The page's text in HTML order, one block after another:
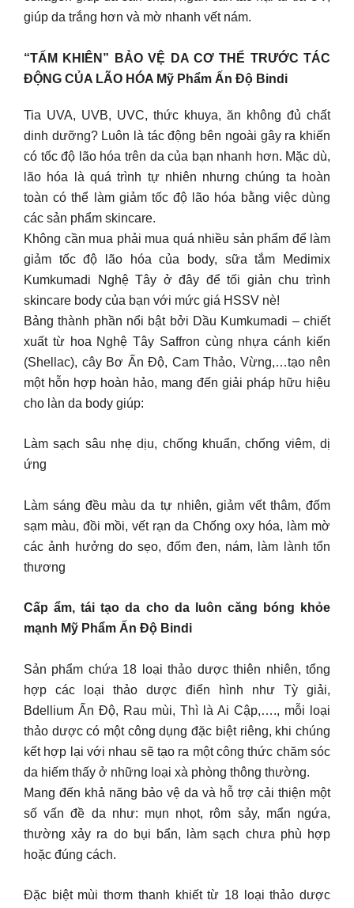
giúp da trắng hơn và mờ nhanh vết nám.
“TẤM KHIÊN” BẢO VỆ DA CƠ THỂ TRƯỚC TÁC
ĐỘNG CỦA LÃO HÓA Mỹ Phẩm Ấn Độ Bindi
Tia UVA, UVB, UVC, thức khuya, ăn không đủ chất
dinh dưỡng? Luôn là tác động bên ngoài gây ra khiến
có tốc độ lão hóa trên da của bạn nhanh hơn. Mặc dù,
lão hóa là quá trình tự nhiên nhưng chúng ta hoàn
toàn có thể làm giảm tốc độ lão hóa bằng việc dùng
các sản phẩm skincare.
Không cần mua phải mua quá nhiều sản phẩm để làm
giảm tốc độ lão hóa của body, sữa tắm Medimix
Kumkumadi Nghệ Tây ở đây để tối giản chu trình
skincare body của bạn với mức giá HSSV nè!
Bảng thành phần nổi bật bởi Dầu Kumkumadi – chiết
xuất từ hoa Nghệ Tây Saffron cùng nhựa cánh kiến
(Shellac), cây Bơ Ấn Độ, Cam Thảo, Vừng,…tạo nên
một hỗn hợp hoàn hảo, mang đến giải pháp hữu hiệu
cho làn da body giúp:
Làm sạch sâu nhẹ dịu, chống khuẩn, chống viêm, dị
ứng
Làm sáng đều màu da tự nhiên, giảm vết thâm, đốm
sạm màu, đồi mồi, vết rạn da Chống oxy hóa, làm mờ
các ảnh hưởng do sẹo, đốm đen, nám, làm lành tổn
thương
Cấp ẩm, tái tạo da cho da luôn căng bóng khỏe
mạnh Mỹ Phẩm Ấn Độ Bindi
Sản phẩm chứa 18 loại thảo dược thiên nhiên, tổng
hợp các loại thảo dược điển hình như Tỳ giải,
Bdellium Ấn Độ, Rau mùi, Thì là Ai Cập,…., mỗi loại
thảo dược có một công dụng đặc biệt riêng, khi chúng
kết hợp lại với nhau sẽ tạo ra một công thức chăm sóc
da hiếm thấy ở những loại xà phòng thông thường.
Mang đến khả năng bảo vệ da và hỗ trợ cải thiện một
số vấn đề da như: mụn nhọt, rôm sảy, mẩn ngứa,
thường xảy ra do bụi bẩn, làm sạch chưa phù hợp
hoặc đúng cách.
Đặc biệt mùi thơm thanh khiết từ 18 loại thảo dược